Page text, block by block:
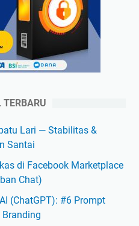
TERBARU
Lari — Stabilitas &
Santai
di Facebook Marketplace
Chat)
(ChatGPT): #6 Prompt
Branding